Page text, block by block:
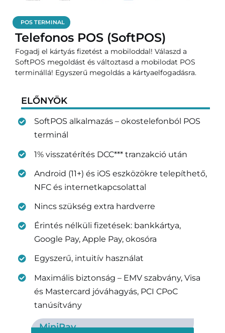
POS TERMINAL
Telefonos POS (SoftPOS)
Fogadj el kártyás fizetést a mobiloddal! Válaszd a
SoftPOS megoldást és változtasd a mobilodat POS
terminállá! Egyszerű megoldás a kártyaelfogadásra.
ELŐNYÖK
SoftPOS alkalmazás – okostelefonból POS
terminál
1% visszatérítés DCC*** tranzakció után
Android (11+) és iOS eszközökre telepíthető,
NFC és internetkapcsolattal
Nincs szükség extra hardverre
Érintés nélküli fizetések: bankkártya,
Google Pay, Apple Pay, okosóra
Egyszerű, intuitív használat
Maximális biztonság – EMV szabvány, Visa
és Mastercard jóváhagyás, PCI CPoC
tanúsítvány
MiniPay